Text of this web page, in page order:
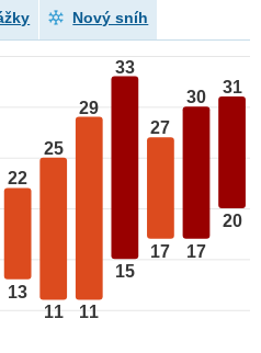
Nový sníh
22
13
25
11
29
11
33
15
27
17
30
17
31
20